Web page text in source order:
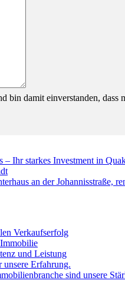
bin damit einverstanden,
– Ihr starkes Investment in
an der Johannisstraße,
Verkaufserfolg
und Leistung
unsere Erfahrung.
sind unsere